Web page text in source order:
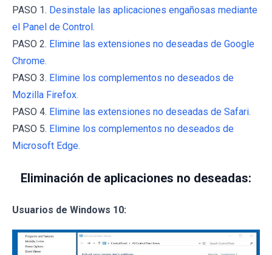
PASO 1. Desinstale las aplicaciones engañosas mediante
el Panel de Control.
PASO 2. Elimine las extensiones no deseadas de Google
Chrome.
PASO 3. Elimine los complementos no deseados de
Mozilla Firefox.
PASO 4. Elimine las extensiones no deseadas de Safari.
PASO 5. Elimine los complementos no deseados de
Microsoft Edge.
Eliminación de aplicaciones no deseadas:
Usuarios de Windows 10: